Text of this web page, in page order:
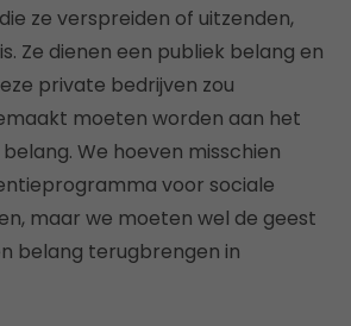
ze verspreiden of uitzenden,
Ze dienen een publiek belang en
private bedrijven zou
moeten worden aan het
We hoeven misschien
voor sociale
maar we moeten wel de geest
belang terugbrengen in